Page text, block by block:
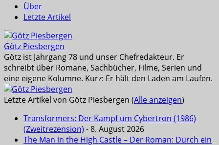
Über
Letzte Artikel
Götz Piesbergen
Götz ist Jahrgang 78 und unser Chefredakteur. Er
schreibt über Romane, Sachbücher, Filme, Serien und
eine eigene Kolumne. Kurz: Er hält den Laden am Laufen.
Letzte Artikel von Götz Piesbergen (Alle anzeigen)
Transformers: Der Kampf um Cybertron (1986)
(Zweitrezension) - 8. August 2026
The Man in the High Castle – Der Roman: Durch ein